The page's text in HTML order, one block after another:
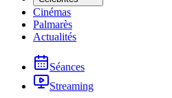
Cinémas
Palmarès
Actualités
Séances
Streaming